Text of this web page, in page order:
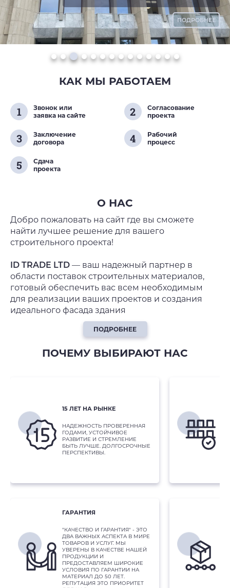
ПОДРОБНЕЕ
КАК МЫ РАБОТАЕМ
1
Звонок или
заявка на сайте
2
Согласование
проекта
3
Заключение
договора
4
Рабочий
процесс
5
Сдача
проекта
О НАС
Добро пожаловать на сайт где вы сможете
найти лучшее решение для вашего
строительного проекта!
ID TRADE LTD — ваш надежный партнер в
области поставок строительных материалов,
готовый обеспечить вас всем необходимым
для реализации ваших проектов и создания
идеального фасада здания
ПОДРОБНЕЕ
ПОЧЕМУ ВЫБИРАЮТ НАС
15 ЛЕТ НА РЫНКЕ
НАДЕЖНОСТЬ ПРОВЕРЕННАЯ
ГОДАМИ, УСТОЙЧИВОЕ
РАЗВИТИЕ И СТРЕМЛЕНИЕ
БЫТЬ ЛУЧШЕ. ДОЛГОСРОЧНЫЕ
ПЕРСПЕКТИВЫ.
ГАРАНТИЯ
"КАЧЕСТВО И ГАРАНТИЯ" - ЭТО
ДВА ВАЖНЫХ АСПЕКТА В МИРЕ
ТОВАРОВ И УСЛУГ. МЫ
УВЕРЕНЫ В КАЧЕСТВЕ НАШЕЙ
ПРОДУКЦИИ И
ПРЕДОСТАВЛЯЕМ ШИРОКИЕ
УСЛОВИЯ ПО ГАРАНТИИ НА
МАТЕРИАЛ ДО 50 ЛЕТ.
РЕПУТАЦИЯ ЭТО ПРИОРИТЕТ